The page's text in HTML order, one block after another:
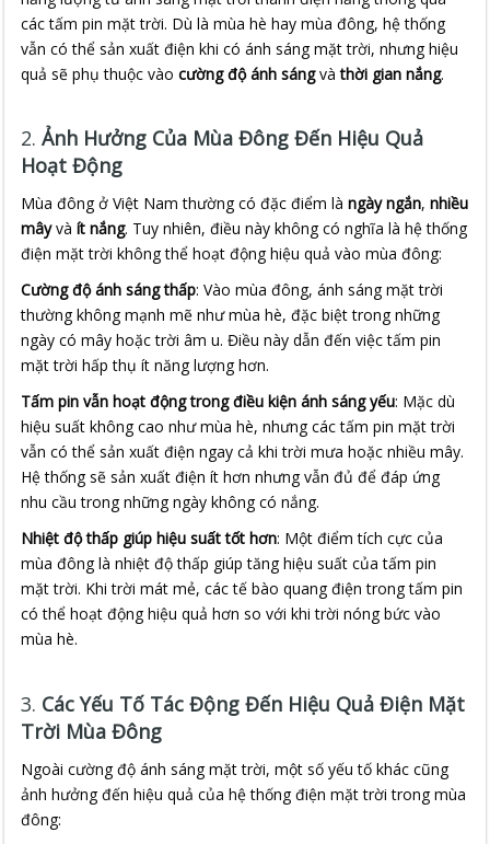
các tấm pin mặt trời. Dù là mùa hè hay mùa đông, hệ thống
vẫn có thể sản xuất điện khi có ánh sáng mặt trời, nhưng hiệu
quả sẽ phụ thuộc vàocường độ ánh sángvàthời gian nắng.
2.Ảnh Hưởng Của Mùa Đông Đến Hiệu Quả
Hoạt Động
Mùa đông ở Việt Nam thường có đặc điểm làngày ngắn,nhiều
mâyvàít nắng. Tuy nhiên, điều này không có nghĩa là hệ thống
điện mặt trời không thể hoạt động hiệu quả vào mùa đông:
Cường độ ánh sáng thấp: Vào mùa đông, ánh sáng mặt trời
thường không mạnh mẽ như mùa hè, đặc biệt trong những
ngày có mây hoặc trời âm u. Điều này dẫn đến việc tấm pin
mặt trời hấp thụ ít năng lượng hơn.
Tấm pin vẫn hoạt động trong điều kiện ánh sáng yếu: Mặc dù
hiệu suất không cao như mùa hè, nhưng các tấm pin mặt trời
vẫn có thể sản xuất điện ngay cả khi trời mưa hoặc nhiều mây.
Hệ thống sẽ sản xuất điện ít hơn nhưng vẫn đủ để đáp ứng
nhu cầu trong những ngày không có nắng.
Nhiệt độ thấp giúp hiệu suất tốt hơn: Một điểm tích cực của
mùa đông là nhiệt độ thấp giúp tăng hiệu suất của tấm pin
mặt trời. Khi trời mát mẻ, các tế bào quang điện trong tấm pin
có thể hoạt động hiệu quả hơn so với khi trời nóng bức vào
mùa hè.
3. Các Yếu Tố Tác Động Đến Hiệu Quả Điện Mặt
Trời Mùa Đông
Ngoài cường độ ánh sáng mặt trời, một số yếu tố khác cũng
ảnh hưởng đến hiệu quả của hệ thống điện mặt trời trong mùa
đông: